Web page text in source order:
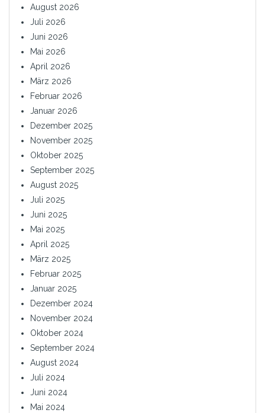
August 2026
Juli 2026
Juni 2026
Mai 2026
April 2026
März 2026
Februar 2026
Januar 2026
Dezember 2025
November 2025
Oktober 2025
September 2025
August 2025
Juli 2025
Juni 2025
Mai 2025
April 2025
März 2025
Februar 2025
Januar 2025
Dezember 2024
November 2024
Oktober 2024
September 2024
August 2024
Juli 2024
Juni 2024
Mai 2024